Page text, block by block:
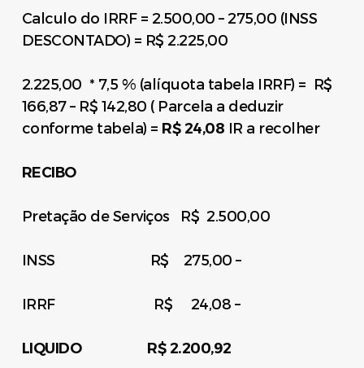
Calculo do IRRF = 2.500,00 – 275,00 (INSS
DESCONTADO) = R$ 2.225,00
2.225,00 * 7,5 % (alíquota tabela IRRF) = R$
166,87 – R$ 142,80 ( Parcela a deduzir
conforme tabela) = R$ 24,08 IR a recolher
RECIBO
Pretação de Serviços R$ 2.500,00
INSS R$ 275,00 –
IRRF R$ 24,08 –
LIQUIDO R$ 2.200,92